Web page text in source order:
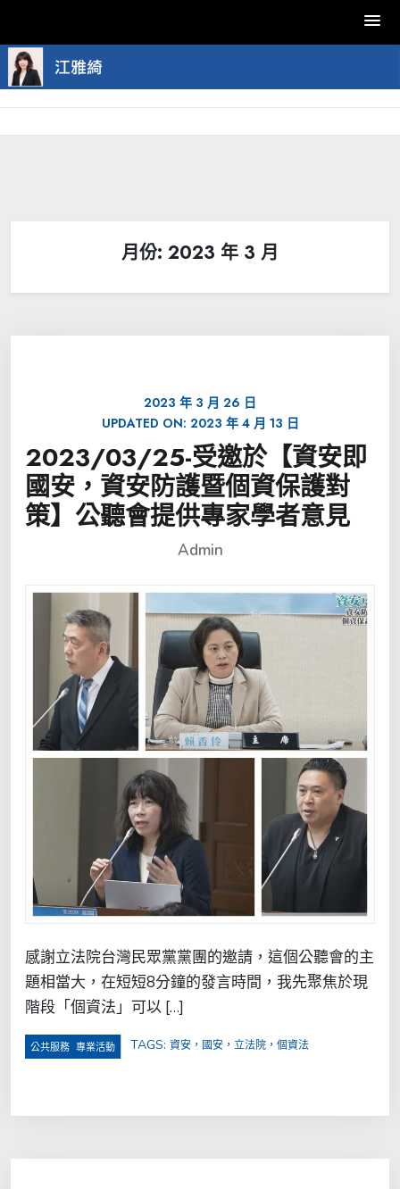
Skip
to
content
月份: 2023 年 3 月
2023 年 3 月 26 日
UPDATED ON: 2023 年 4 月 13 日
2023/03/25-受邀於【資安即
國安，資安防護暨個資保護對
策】公聽會提供專家學者意見
Admin
感謝立法院台灣民眾黨黨團的邀請，這個公聽會的主
題相當大，在短短8分鐘的發言時間，我先聚焦於現
階段「個資法」可以 […]
公共服務 專業活動 TAGS: 資安，國安，立法院，個資法